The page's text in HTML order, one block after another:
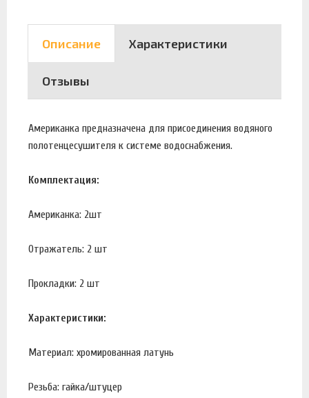
Описание Характеристики
Отзывы
Американка предназначена для присоединения водяного
полотенцесушителя к системе водоснабжения.
Комплектация:
Американка: 2шт
Отражатель: 2 шт
Прокладки: 2 шт
Характеристики:
Материал: хромированная латунь
Резьба: гайка/штуцер